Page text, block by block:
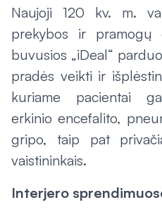
Naujoji 120 kv. m.
prekybos ir pramogų
buvusios „iDeal“
pradės veikti ir
kuriame pacientai
erkinio encefalito,
gripo, taip pat
vaistininkais.
Interjero